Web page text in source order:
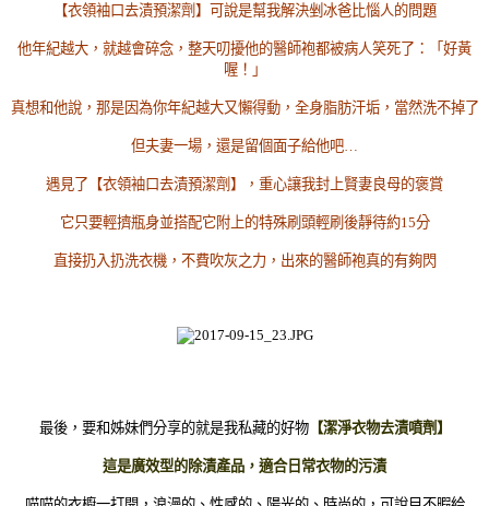
【衣領袖口去漬預潔劑】可說是幫我解決剉冰爸比惱人的問題
他年紀越大，就越會碎念，整天叨擾他的醫師袍都被病人笑死了：「好黃
喔！」
真想和他說，那是因為你年紀越大又懶得動，全身脂肪汗垢，當然洗不掉了
但夫妻一場，還是留個面子給他吧…
遇見了【衣領袖口去漬預潔劑】，重心讓我封上賢妻良母的褒賞
它只要輕擠瓶身並搭配它附上的特殊刷頭輕刷後靜待約15分
直接扔入扔洗衣機，不費吹灰之力，出來的醫師袍真的有夠閃
最後，要和姊妹們分享的就是我私藏的好物【潔淨衣物去漬噴劑】
這是廣效型的除漬產品，適合日常衣物的污漬